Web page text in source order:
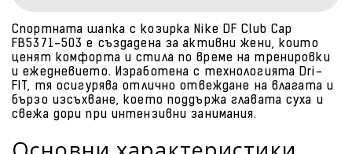
Спортната шапка с козирка Nike DF Club Cap
FB5371-503 е създадена за активни жени, които
ценят комфорта и стила по време на тренировки
и ежедневието. Изработена с технологията Dri-
FIT, тя осигурява отлично отвеждане на влагата и
бързо изсъхване, което поддържа главата суха и
свежа дори при интензивни занимания.